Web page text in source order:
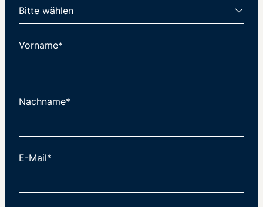
Vorname*
Nachname*
E-Mail*